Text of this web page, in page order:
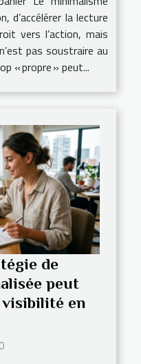
d’accélérer la lecture
vers l’action, mais
pas soustraire au
« propre » peut...
de
peut
en